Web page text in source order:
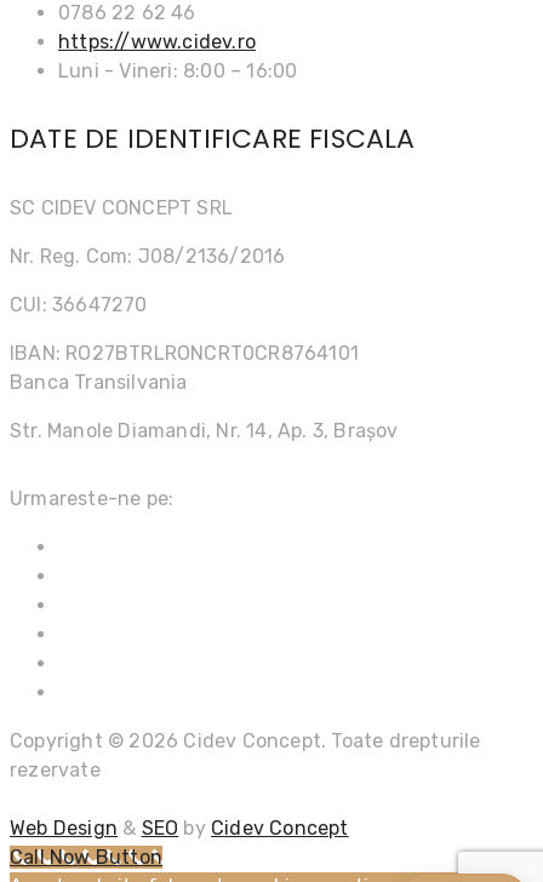
0786 22 62 46
https://www.cidev.ro
Luni - Vineri: 8:00 – 16:00
DATE DE IDENTIFICARE FISCALA
SC CIDEV CONCEPT SRL
Nr. Reg. Com: J08/2136/2016
CUI: 36647270
IBAN: RO27BTRLRONCRT0CR8764101
Banca Transilvania
Str. Manole Diamandi, Nr. 14, Ap. 3, Brașov
Urmareste-ne pe:
Copyright © 2026 Cidev Concept. Toate drepturile
rezervate
Web Design & SEO by Cidev Concept
Call Now Button